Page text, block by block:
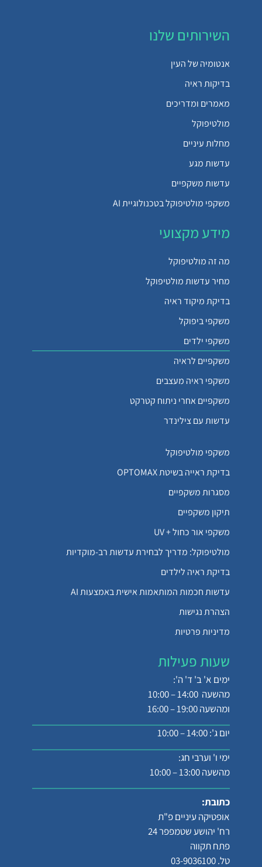
השירותים שלנו
אנטומיה של העין
בדיקות ראיה
מאמרים ומדריכים
מולטיפוקל
מחלות עיניים
עדשות מגע
עדשות משקפיים
משקפי מולטיפוקל בטכנולוגיית AI
מידע מקצועי
מה זה מולטיפוקל
מחיר עדשות מולטיפוקל
בדיקת מיקוד ראיה
משקפי ביפוקל
משקפי ילדים
משקפיים לראיה
משקפי ראיה מעצבים
משקפיים אחרי ניתוח קטרקט
עדשות עם צילינדר
משקפי מולטיפוקל
בדיקת ראייה בשיטת OPTOMAX
מסגרות משקפיים
תיקון משקפיים
משקפי אור כחול + UV
מולטיפוקל: מדריך לבחירת עדשות רב-מוקדיות
בדיקת ראיה לילדים
עדשות חכמות המותאמות אישית באמצעות AI
הצהרת נגישות
מדיניות פרטיות
שעות פעילות
ימים א' ב' ד' ה':
מהשעה 14:00 – 10:00
ומהשעה 19:00 – 16:00
יום ג': 14:00 – 10:00
ימי ו' וערבי חג:
מהשעה 13:00 – 10:00
כתובת:
אופטיקה עיניים פ"ת
רח' יהושע שטמפפר 24
פתח תקווה
טל. 03-9036100